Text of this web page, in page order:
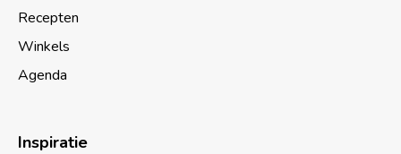
Recepten
Winkels
Agenda
Inspiratie